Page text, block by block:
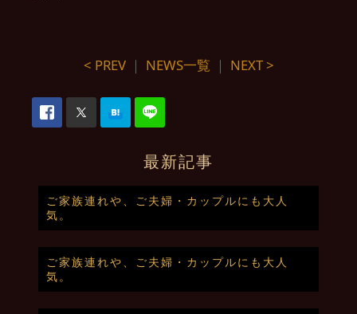
< PREV｜ NEWS一覧 ｜ NEXT >
最新記事
ご家族連れや、ご夫婦・カップルにも大人
気。
ご家族連れや、ご夫婦・カップルにも大人
気。